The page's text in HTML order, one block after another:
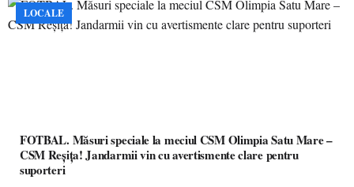
LOCALE
FOTBAL. Măsuri speciale la meciul CSM Olimpia Satu Mare –
CSM Reșița! Jandarmii vin cu avertismente clare pentru
suporteri